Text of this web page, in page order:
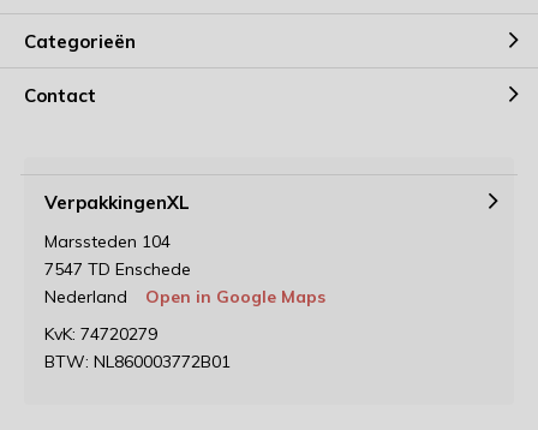
Categorieën
Contact
VerpakkingenXL
Marssteden 104
7547 TD Enschede
Nederland
Open in Google Maps
KvK: 74720279
BTW: NL860003772B01